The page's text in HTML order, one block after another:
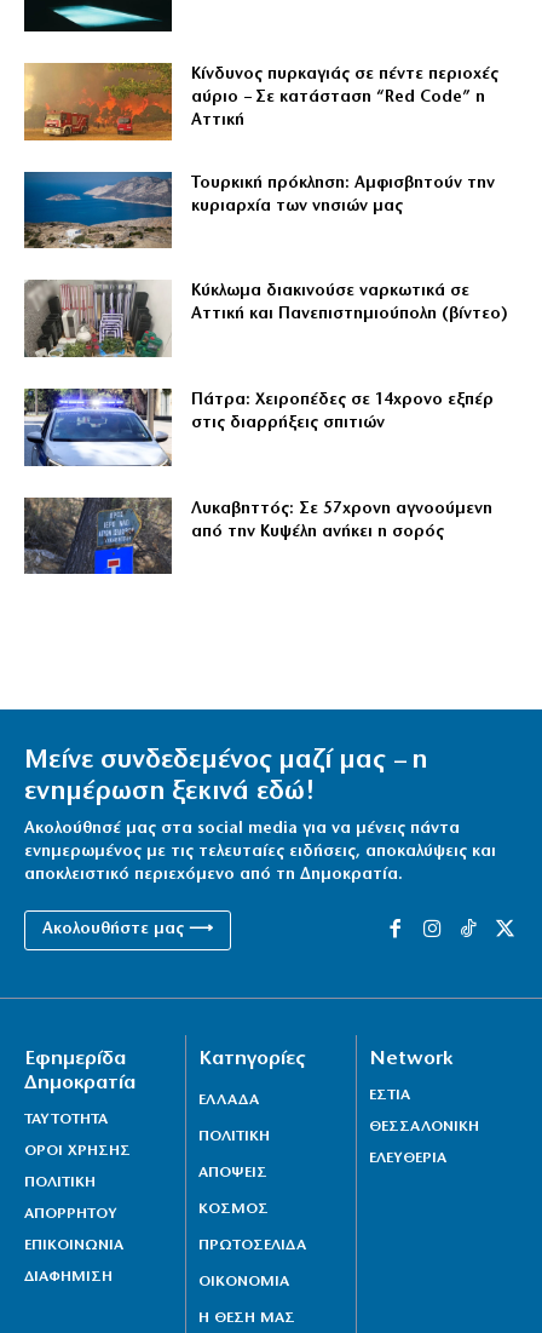
Κίνδυνος πυρκαγιάς σε πέντε περιοχές
αύριο – Σε κατάσταση “Red Code” η
Αττική
Τουρκική πρόκληση: Αμφισβητούν την
κυριαρχία των νησιών μας
Κύκλωμα διακινούσε ναρκωτικά σε
Αττική και Πανεπιστημιούπολη (βίντεο)
Πάτρα: Χειροπέδες σε 14χρονο εξπέρ
στις διαρρήξεις σπιτιών
Λυκαβηττός: Σε 57χρονη αγνοούμενη
από την Κυψέλη ανήκει η σορός
Μείνε συνδεδεμένος μαζί μας – η
ενημέρωση ξεκινά εδώ!
Ακολούθησέ μας στα social media για να μένεις πάντα
ενημερωμένος με τις τελευταίες ειδήσεις, αποκαλύψεις και
αποκλειστικό περιεχόμενο από τη Δημοκρατία.
Ακολουθήστε μας ⟶
Εφημερίδα
Δημοκρατία
ΤΑΥΤΟΤΗΤΑ
ΟΡΟΙ ΧΡΗΣΗΣ
ΠΟΛΙΤΙΚΗ
ΑΠΟΡΡΗΤΟΥ
ΕΠΙΚΟΙΝΩΝΙΑ
ΔΙΑΦΗΜΙΣΗ
Κατηγορίες
ΕΛΛΑΔΑ
ΠΟΛΙΤΙΚΗ
ΑΠΟΨΕΙΣ
ΚΟΣΜΟΣ
ΠΡΩΤΟΣΕΛΙΔΑ
ΟΙΚΟΝΟΜΙΑ
Η ΘΕΣΗ ΜΑΣ
Network
ΕΣΤΙΑ
ΘΕΣΣΑΛΟΝΙΚΗ
ΕΛΕΥΘΕΡΙΑ